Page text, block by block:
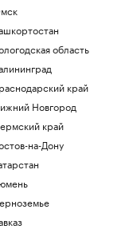
область
край
Новгород
край
на-Дону